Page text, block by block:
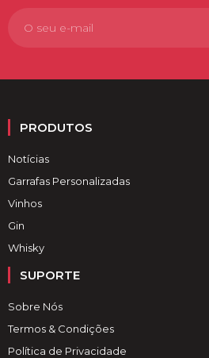
PRODUTOS
Notícias
Garrafas Personalizadas
Vinhos
Gin
Whisky
SUPORTE
Sobre Nós
Termos & Condições
Política de Privacidade